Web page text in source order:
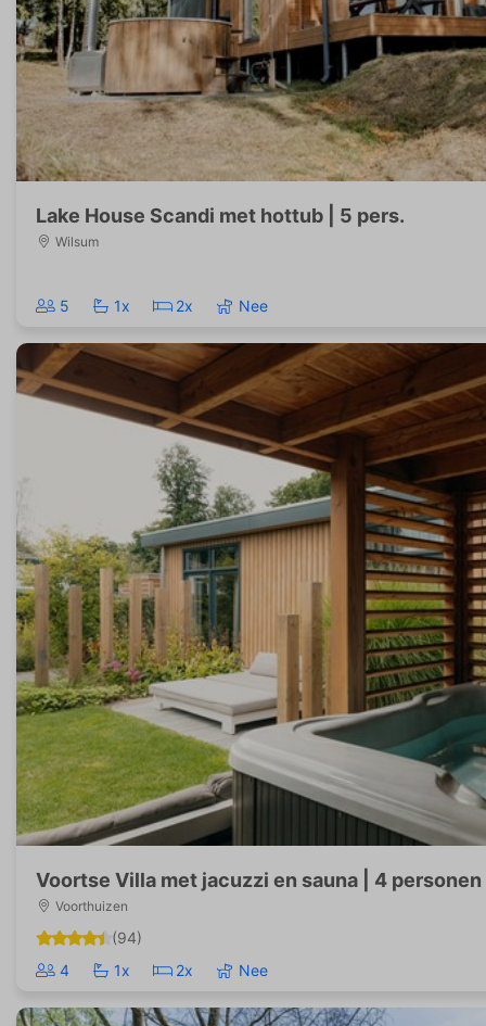
Lake House Scandi met hottub | 5 pers.
Wilsum
5 1x 2x Nee
Voortse Villa met jacuzzi en sauna | 4 personen
Voorthuizen
(94)
4
1x 2x Nee